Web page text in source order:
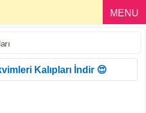
MENU
Kalıpları İndir 😍